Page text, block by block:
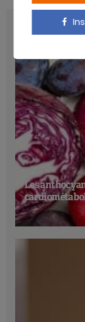
LATEST POSTS
Les